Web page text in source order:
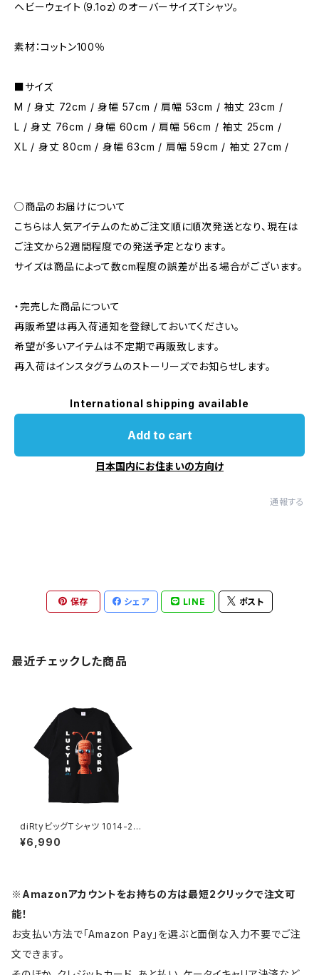
ヘビーウェイト（9.1oz）のオーバーサイズTシャツ。
素材：コットン100％
■サイズ
M / 身丈 72cm / 身幅 57cm / 肩幅 53cm / 袖丈 23cm /
L / 身丈 76cm / 身幅 60cm / 肩幅 56cm / 袖丈 25cm /
XL / 身丈 80cm / 身幅 63cm / 肩幅 59cm / 袖丈 27cm /
○商品のお届けについて
こちらは人気アイテムのためご注文順に順次発送となり、現在は
ご注文から2週間程度での発送予定となります。
サイズは商品によって数cm程度の誤差が出る場合がございます。
・完売した商品について
再販希望は再入荷通知を登録しておいてください。
希望が多いアイテムは不定期で再販致します。
再入荷はインスタグラムのストーリーズでお知らせします。
International shipping available
Add to cart
日本国内にお住まいの方向け
通報する
保存 シェア LINE ポスト
最近チェックした商品
diRtyビッグTシャツ 1014-230
221084
¥6,990
※Amazonアカウントをお持ちの方は最短2クリックで注文可
能！
お支払い方法で「Amazon Pay」を選ぶと面倒な入力不要でご注
文できます。